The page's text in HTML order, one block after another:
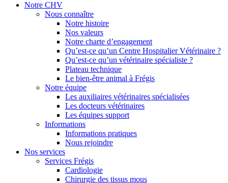
Notre CHV
Nous connaître
Notre histoire
Nos valeurs
Notre charte d’engagement
Qu’est-ce qu’un Centre Hospitalier Vétérinaire ?
Qu’est-ce qu’un vétérinaire spécialiste ?
Plateau technique
Le bien-être animal à Frégis
Notre équipe
Les auxiliaires vétérinaires spécialisées
Les docteurs vétérinaires
Les équipes support
Informations
Informations pratiques
Nous rejoindre
Nos services
Services Frégis
Cardiologie
Chirurgie des tissus mous